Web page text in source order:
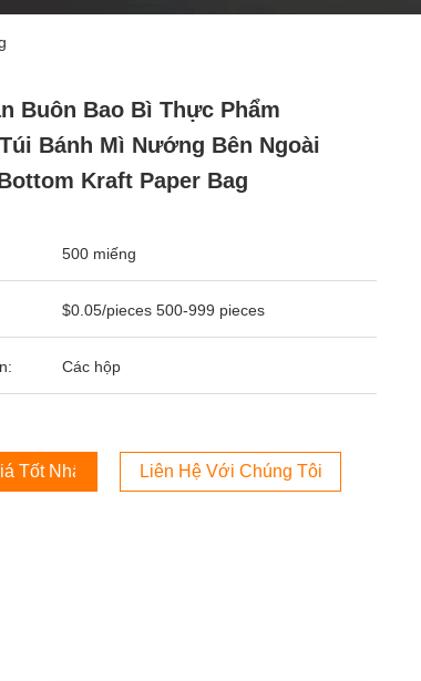
Buôn Bao Bì Thực Phẩm
Bánh Mì Nướng Bên Ngoài
Kraft Paper Bag
500 miếng
$0.05/pieces 500-999 pieces
Các hộp
Tốt Nhất Liên Hệ Với Chúng Tôi